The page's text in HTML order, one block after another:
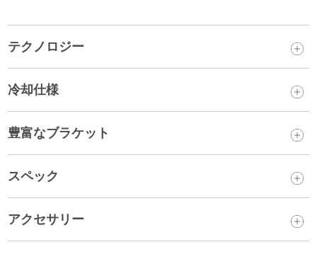
テクノロジー
冷却仕様
豊富なブラケット
スペック
アクセサリー